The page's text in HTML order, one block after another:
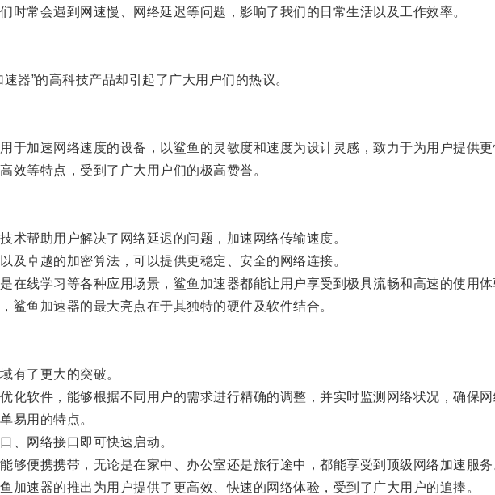
常会遇到网速慢、网络延迟等问题，影响了我们的日常生活以及工作效率。
”的高科技产品却引起了广大用户们的热议。
加速网络速度的设备，以鲨鱼的灵敏度和速度为设计灵感，致力于为用户提供更
等特点，受到了广大用户们的极高赞誉。
帮助用户解决了网络延迟的问题，加速网络传输速度。
卓越的加密算法，可以提供更稳定、安全的网络连接。
线学习等各种应用场景，鲨鱼加速器都能让用户享受到极具流畅和高速的使用体
鱼加速器的最大亮点在于其独特的硬件及软件结合。
了更大的突破。
软件，能够根据不同用户的需求进行精确的调整，并实时监测网络状况，确保网
用的特点。
网络接口即可快速启动。
便携携带，无论是在家中、办公室还是旅行途中，都能享受到顶级网络加速服务
速器的推出为用户提供了更高效、快速的网络体验，受到了广大用户的追捧。